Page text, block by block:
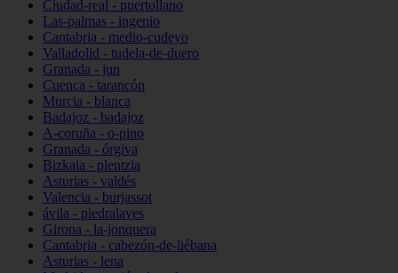
Ciudad-real - puertollano
Las-palmas - ingenio
Cantabria - medio-cudeyo
Valladolid - tudela-de-duero
Granada - jun
Cuenca - tarancón
Murcia - blanca
Badajoz - badajoz
A-coruña - o-pino
Granada - órgiva
Bizkaia - plentzia
Asturias - valdés
Valencia - burjassot
ávila - piedralaves
Girona - la-jonquera
Cantabria - cabezón-de-liébana
Asturias - lena